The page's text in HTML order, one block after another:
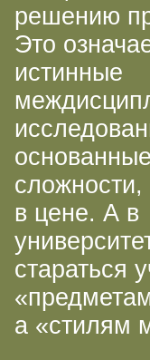
решению
Это
истинные
сложности,
в цене. А в
стараться
а «стилям